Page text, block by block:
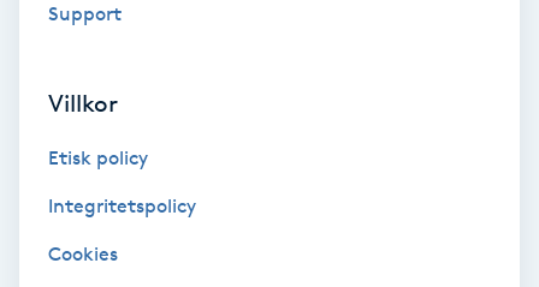
Fransförlängning Megavolym
Fransk manikyr
Fransrengöring
Support
Villkor
Etisk policy
Integritetspolicy
Cookies